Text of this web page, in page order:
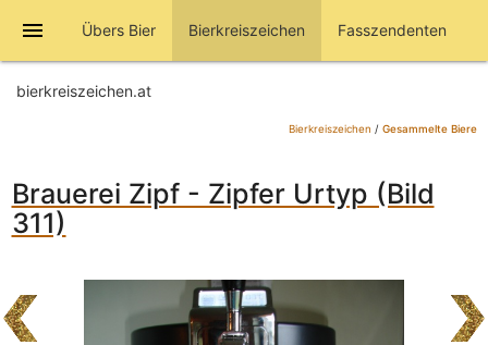
menu Übers Bier Bierkreiszeichen Fasszendenten
bierkreiszeichen.at
Bierkreiszeichen / Gesammelte Biere
Brauerei Zipf - Zipfer Urtyp (Bild
311)